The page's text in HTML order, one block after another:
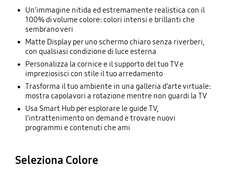
QE75LS03BAUXZT
Un’immagine nitida ed estremamente realistica con il
100% di volume colore: colori intensi e brillanti che
sembrano veri
Matte Display per uno schermo chiaro senza riverberi,
con qualsiasi condizione di luce esterna
Personalizza la cornice e il supporto del tuo TV e
impreziosisci con stile il tuo arredamento
Trasforma il tuo ambiente in una galleria d’arte virtuale:
mostra capolavori a rotazione mentre non guardi la TV
Usa Smart Hub per esplorare le guide TV,
l’intrattenimento on demand e trovare nuovi
programmi e contenuti che ami
Seleziona Colore